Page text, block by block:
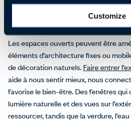
Customize
contribution personnelle - et les
Les espaces ouverts peuvent être
éléments d’architecture fixes ou
de décoration naturels.Faire entrer
aide à nous sentir mieux, nous
favorise le bien-être. Des fenêtres qui
lumière naturelle et des vues sur
ressourcer, tandis que la verdure,